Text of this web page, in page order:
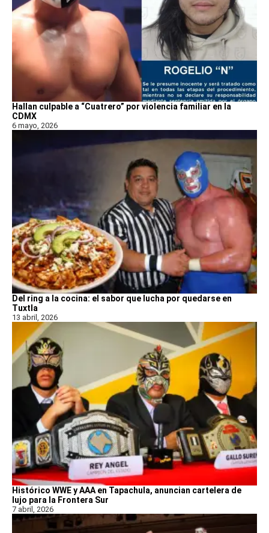
Hallan culpable a “Cuatrero” por violencia familiar en la
CDMX
6 mayo, 2026
Del ring a la cocina: el sabor que lucha por quedarse en
Tuxtla
13 abril, 2026
Histórico WWE y AAA en Tapachula, anuncian cartelera de
lujo para la Frontera Sur
7 abril, 2026